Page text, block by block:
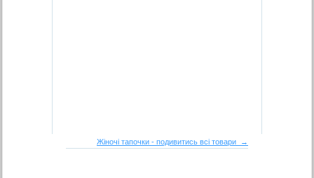
Жіночі тапочки - подивитись всі товари →